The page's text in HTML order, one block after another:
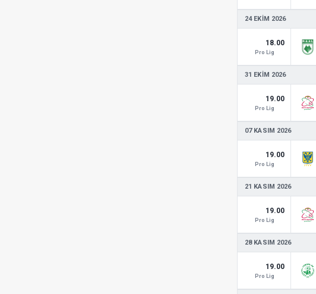
24 EKIM 2026
18.00
Pro Lig
31 EKIM 2026
19.00
Pro Lig
07 KASIM 2026
19.00
Pro Lig
21 KASIM 2026
19.00
Pro Lig
28 KASIM 2026
19.00
Pro Lig